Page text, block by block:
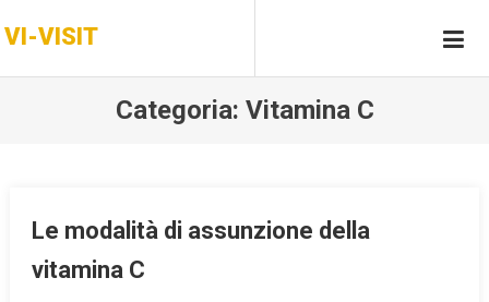
to
content
VI-VISIT
Categoria: Vitamina C
Le modalità di assunzione della
vitamina C